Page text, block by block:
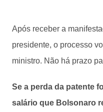
Após receber a
presidente, o processo
ministro. Não há prazo
Se a perda da patente
salário que Bolsonaro